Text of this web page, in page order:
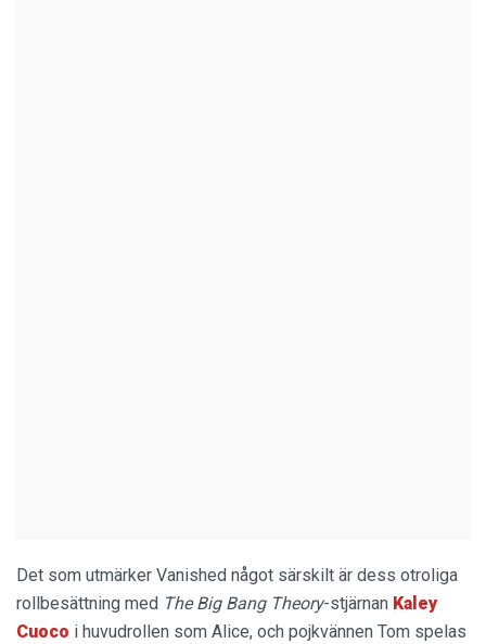
Det som utmärker Vanished något särskilt är dess otroliga
rollbesättning med The Big Bang Theory-stjärnan Kaley
Cuoco i huvudrollen som Alice, och pojkvännen Tom spelas